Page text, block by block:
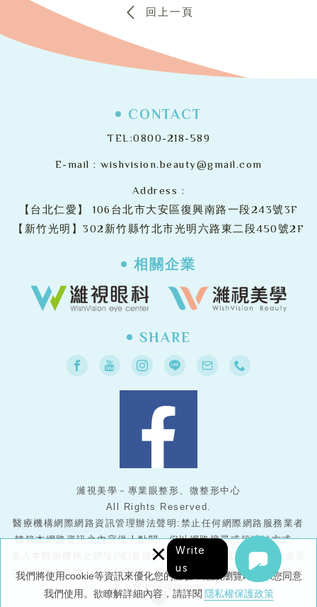
Write
us
我們將使用cookie等資訊來優化您的體驗，繼續瀏覽即表示您同意
我們使用。欲瞭解詳細內容，請詳閱 隱私權保護政策
×
回上一頁
CONTACT
TEL:0800-218-589
E-mail : wishvision.beauty@gmail.com
Address :
【台北仁愛】 106台北市大安區復興南路一段243號3F
【新竹光明】302新竹縣竹北市光明六路東二段450號2F
相關企業
SHARE
濰視美學－專業眼整形、微整形中心
All Rights Reserved.
醫療機構網際網路資訊管理辦法聲明:禁止任何網際網路服務業者
轉錄本網路資訊之內容供人點閱。但以網路搜尋或超連結方式，
進入本醫療機構之網址(域)直接點閱者，不在此限。任何醫療處置
均有其潛在風險，因此就診時，請務必與醫護人員配合，謝謝! 作
者|隱私權保護政策